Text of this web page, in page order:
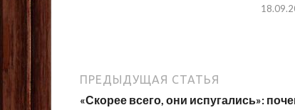
ПРЕДЫДУЩАЯ СТАТЬЯ
«Скорее всего, они испугались»: